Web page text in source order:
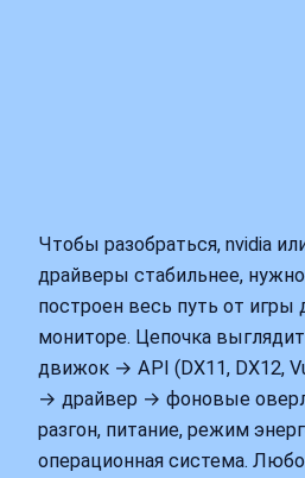
Чтобы разобраться, nvidia
драйверы стабильнее,
построен весь путь от игры
мониторе. Цепочка
движок → API (DX11, DX12,
→ драйвер → фоновые
разгон, питание, режим
операционная система.